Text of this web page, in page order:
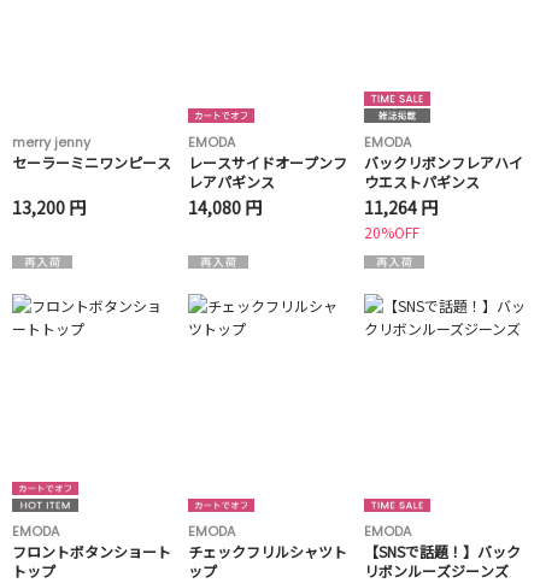
merry jenny
セーラーミニワンピース
13,200 円
EMODA
レースサイドオープンフ
レアパギンス
14,080 円
EMODA
バックリボンフレアハイ
ウエストパギンス
11,264 円
20%OFF
EMODA
フロントボタンショート
トップ
EMODA
チェックフリルシャツト
ップ
EMODA
【SNSで話題！】バック
リボンルーズジーンズ